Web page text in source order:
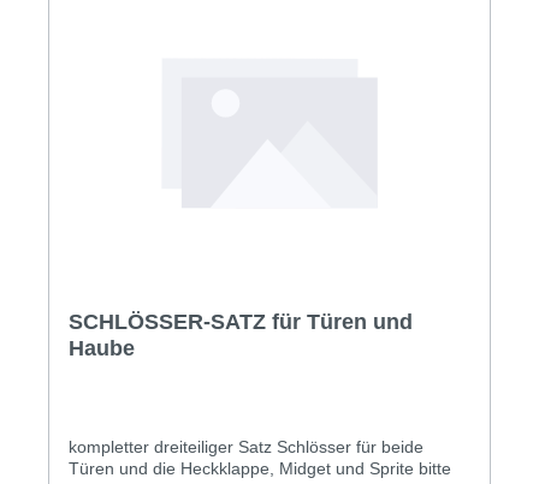
SCHLÖSSER-SATZ für Türen und
Haube
kompletter dreiteiliger Satz Schlösser für beide
Türen und die Heckklappe, Midget und Sprite bitte